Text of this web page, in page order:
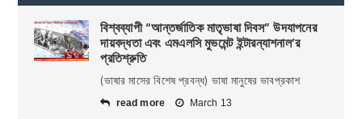
বিশ্বব্যাপী “আন্তর্জাতিক মাতৃভাষা দিবস” উদযাপনের
দায়বদ্ধতা এবং এমএলসি মুভমেন্ট ইন্টারন্যাশনাল’র
প্রতিশ্রুতি
(ভাষার মাসের বিশেষ প্রবন্ধ) ভাষা মানুষের ভাবপ্রকাশ
read more March 13